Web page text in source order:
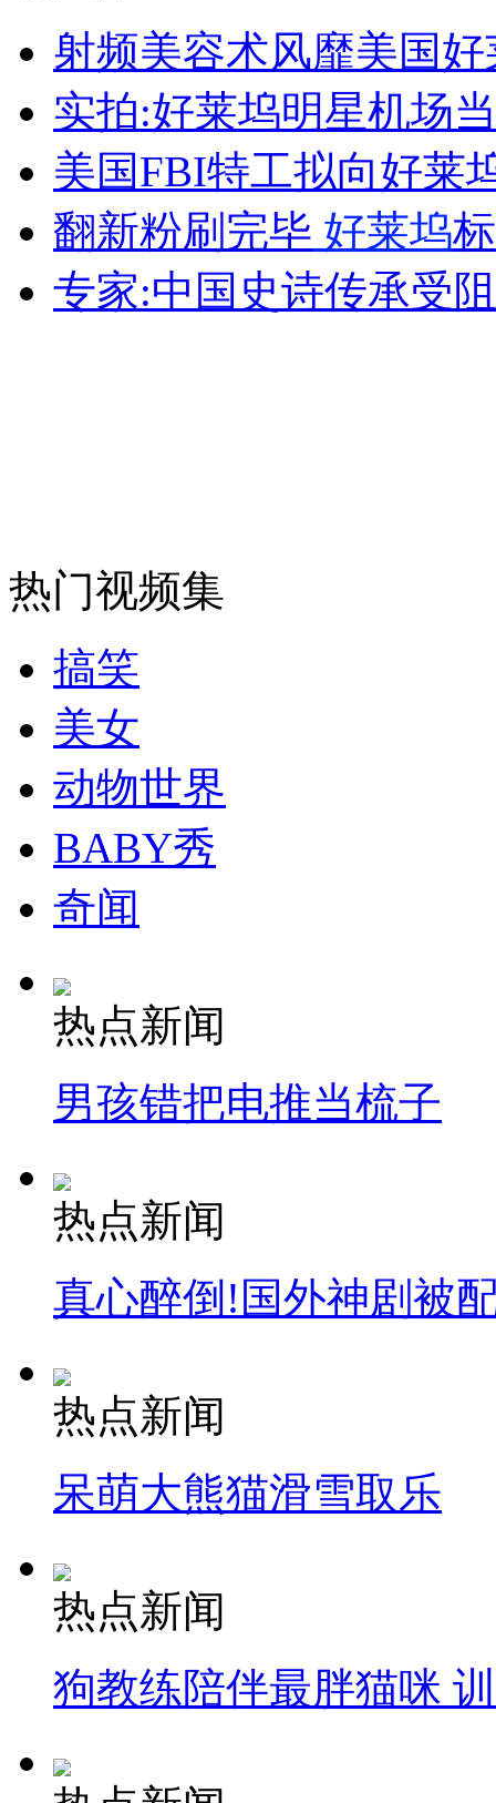
无痛分娩是否安全 医生回应
外交部：反对强权政治霸凌主义
外交部：有关国家言论片面不公正
消防员救轻生者 花炮节热闹非凡
纽约上演“枕头大战”
司机酒驾遇交警 急速倒车逃窜
射频美容术风靡美国好
实拍:好莱坞明星机场
美国FBI特工拟向好莱
翻新粉刷完毕 好莱坞
专家:中国史诗传承受
热门视频集
搞笑
美女
动物世界
BABY秀
奇闻
热点新闻
男孩错把电推当梳子
热点新闻
真心醉倒!国外神剧被
热点新闻
呆萌大熊猫滑雪取乐
热点新闻
狗教练陪伴最胖猫咪